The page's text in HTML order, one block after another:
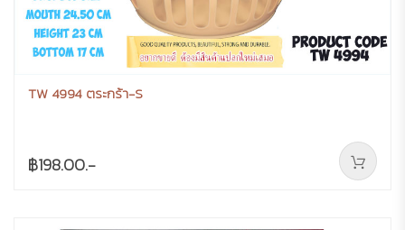
TW 4994 ตระกร้า-S
฿198.00.-